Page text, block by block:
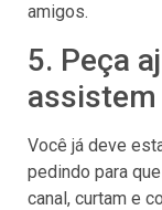
amigos.
5. Peça
Você já deve
pedindo para
canal, curtam e